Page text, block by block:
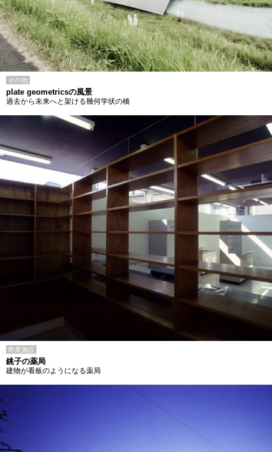
その他
plate geometricsの風景
過去から未来へと架ける幾何学状の橋
商業施設
銚子の薬局
建物が看板のようになる薬局